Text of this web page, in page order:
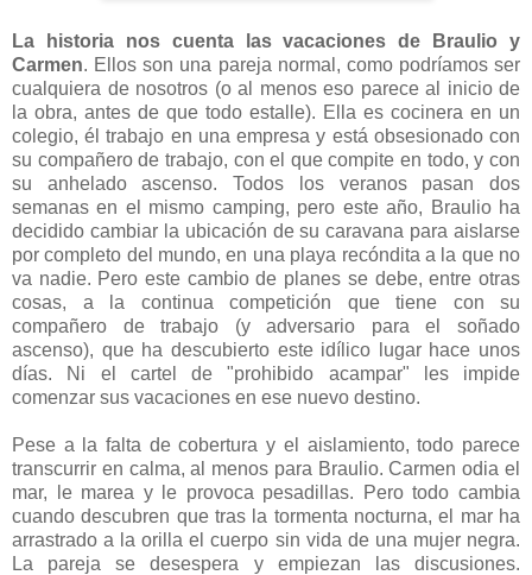
La historia nos cuenta las vacaciones de Braulio y
Carmen. Ellos son una pareja normal, como podríamos ser
cualquiera de nosotros (o al menos eso parece al inicio de
la obra, antes de que todo estalle). Ella es cocinera en un
colegio, él trabajo en una empresa y está obsesionado con
su compañero de trabajo, con el que compite en todo, y con
su anhelado ascenso. Todos los veranos pasan dos
semanas en el mismo camping, pero este año, Braulio ha
decidido cambiar la ubicación de su caravana para aislarse
por completo del mundo, en una playa recóndita a la que no
va nadie. Pero este cambio de planes se debe, entre otras
cosas, a la continua competición que tiene con su
compañero de trabajo (y adversario para el soñado
ascenso), que ha descubierto este idílico lugar hace unos
días. Ni el cartel de "prohibido acampar" les impide
comenzar sus vacaciones en ese nuevo destino.
Pese a la falta de cobertura y el aislamiento, todo parece
transcurrir en calma, al menos para Braulio. Carmen odia el
mar, le marea y le provoca pesadillas. Pero todo cambia
cuando descubren que tras la tormenta nocturna, el mar ha
arrastrado a la orilla el cuerpo sin vida de una mujer negra.
La pareja se desespera y empiezan las discusiones.